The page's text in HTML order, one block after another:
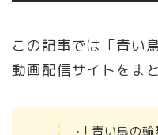
この記事では「青い
動画配信サイトをま
・｢青い鳥の